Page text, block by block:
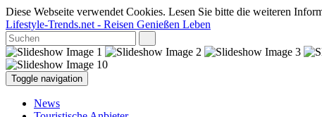
Diese Webseite verwendet Cookies. Lesen Sie bitte die weiteren
Lifestyle-Trends.net - Reisen Genießen Leben
Toggle navigation
News